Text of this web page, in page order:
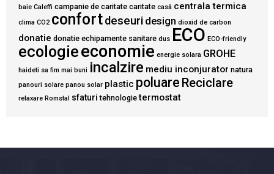
baie Caleffi campanie de caritate caritate casă centrala termica
clima CO2 confortdeseuri design dioxid de carbon
donatie donatie echipamente sanitare dus ECO ECO-friendly
ecologieeconomie energie solara GROHE
haideti sa fim mai buni incalzire mediu inconjurator natura
panouri solare panou solar plastic poluare Reciclare
relaxare Romstal sfaturi tehnologie termostat